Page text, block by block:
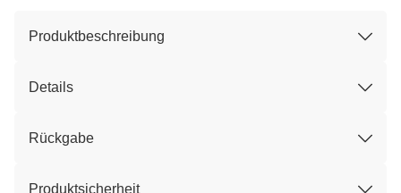
Produktbeschreibung
Details
Rückgabe
Produktsicherheit